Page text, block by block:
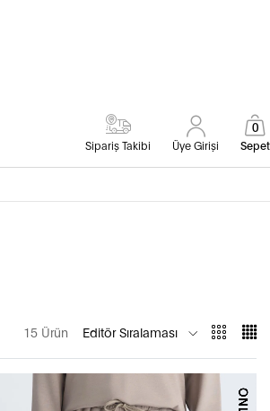
Sipariş Takibi Üye Girişi Sepet
0
15 Ürün Editör Sıralaması